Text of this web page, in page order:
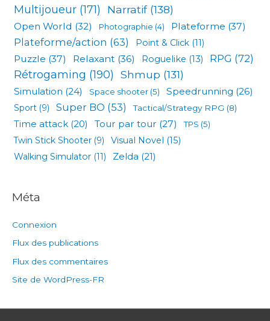
Multijoueur (171) Narratif(138)
Open World (32) Photographie (4) Plateforme (37)
Plateforme/action (63) Point & Click (11)
Puzzle (37) Relaxant (36) Roguelike (13) RPG (72)
Rétrogaming (190) Shmup (131)
Simulation (24) Space shooter (5) Speedrunning (26)
Sport (9) Super BO (53) Tactical/Strategy RPG (8)
Time attack (20) Tour par tour (27) TPS (5)
Twin Stick Shooter (9) Visual Novel
(15)
Walking Simulator (11) Zelda (21)
Méta
Connexion
Flux des publications
Flux des commentaires
Site de WordPress-FR